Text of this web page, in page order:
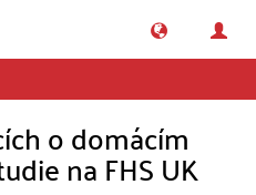
o domácím
na FHS UK